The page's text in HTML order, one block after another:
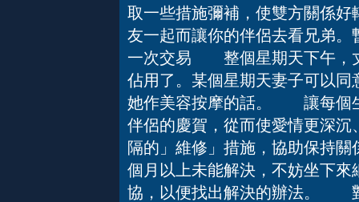
取一些措施彌補，使雙方關
友一起而讓你的伴侶去看兄弟
一次交易 整個星期天下午，
佔用了。某個星期天妻子可以
她作美容按摩的話。 讓每個
伴侶的慶賀，從而使愛情更
隔的」維修」措施，協助保持
個月以上未能解決，不妨坐下
協，以便找出解決的辦法。